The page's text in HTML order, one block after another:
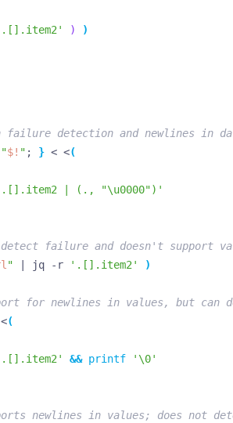
) )
failure detection and newlines in
"$! " ; } < <(
| (., "\u0000")'
failure and doesn't support
" jq -r '.[].item2' )
for newlines in values, but can
(
&& printf
'\0'
newlines in values; does not